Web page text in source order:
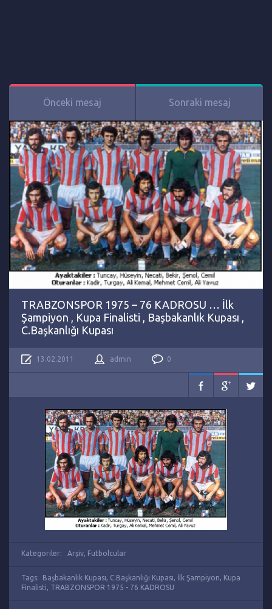
Önceki mesaj Sonraki mesaj
TRABZONSPOR 1975 – 76 KADROSU … İlk
Şampiyon , Kupa Finalisti , Başbakanlık Kupası ,
C.Başkanlığı Kupası
13.02.2011 admin 0
Kategoriler: Arşiv, Futbolcular
Tags: Başbakanlık Kupası, C.Başkanlığı Kupası, İlk Şampiyon, Kupa
Finalisti, TRABZONSPOR 1975 - 76 KADROSU